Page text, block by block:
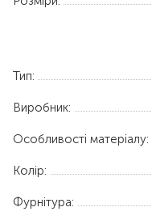
Тип:
Виробник:
Особливості матеріалу:
Колір:
Фурнітура: